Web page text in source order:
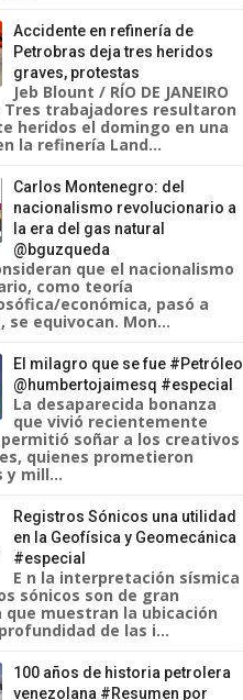
Accidente en refinería de
Petrobras deja tres heridos
graves, protestas
Jeb Blount / RÍO DE JANEIRO
Tres trabajadores resultaron
heridos el domingo en una
la refinería Land...
Carlos Montenegro: del
nacionalismo revolucionario a
la era del gas natural
@bguzqueda
que el nacionalismo
como teoría
económica, pasó a
se equivocan. Mon...
El milagro que se fue #Petróleo
@humbertojaimesq #especial
La desaparecida bonanza
que vivió recientemente
soñar a los creativos
quienes prometieron
y mill...
Registros Sónicos una utilidad
en la Geofísica y Geomecánica
#especial
E n la interpretación sísmica
sónicos son de gran
que muestran la ubicación
de las i...
100 años de historia petrolera
venezolana #Resumen por